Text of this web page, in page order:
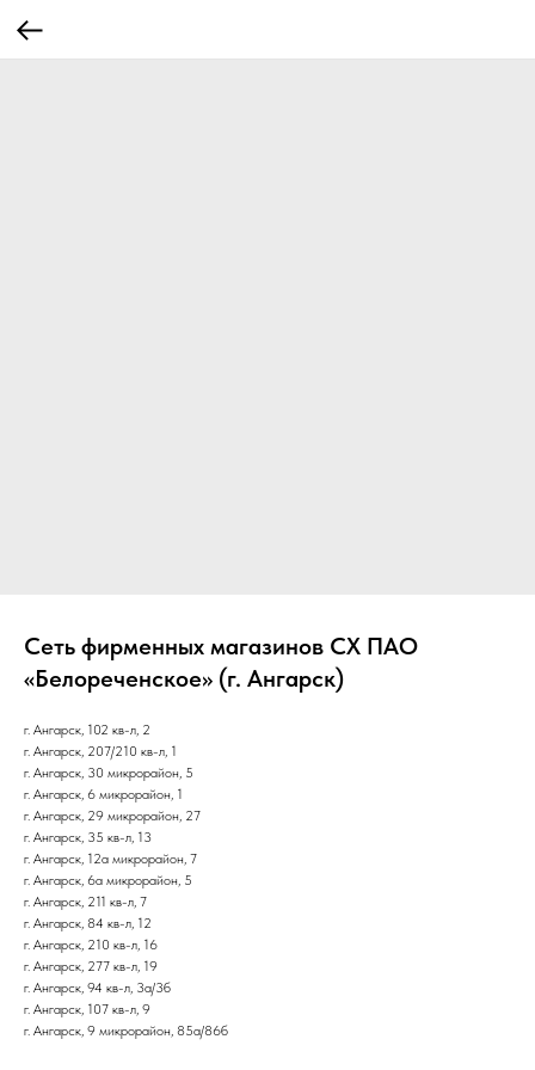
Сеть фирменных магазинов СХ ПАО
«Белореченское» (г. Ангарск)
г. Ангарск, 102 кв-л, 2
г. Ангарск, 207/210 кв-л, 1
г. Ангарск, 30 микрорайон, 5
г. Ангарск, 6 микрорайон, 1
г. Ангарск, 29 микрорайон, 27
г. Ангарск, 35 кв-л, 13
г. Ангарск, 12а микрорайон, 7
г. Ангарск, 6а микрорайон, 5
г. Ангарск, 211 кв-л, 7
г. Ангарск, 84 кв-л, 12
г. Ангарск, 210 кв-л, 16
г. Ангарск, 277 кв-л, 19
г. Ангарск, 94 кв-л, 3а/3б
г. Ангарск, 107 кв-л, 9
г. Ангарск, 9 микрорайон, 85а/86б